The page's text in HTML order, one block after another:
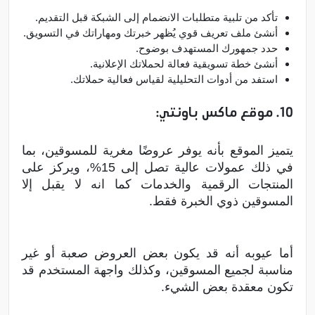
تأكد من تلبية متطلبات الانضمام إلى الشبكة قبل التقديم.
أنشئ ملف تعريف قوي يُظهر خبرتك ومهاراتك في التسويق.
حدد جمهورك المستهدف بوضوح.
أنشئ خطة تسويقية فعالة لحملاتك الإعلانية.
استفد من أدوات التحليلية لقياس فعالية حملاتك.
10. موقع ماكس باونتي:
يتميز الموقع بأنه يوفر عروضًا مغرية للمسوقين، بما
في ذلك عمولات عالية تصل إلى 15%، ويركز على
المنتجات الرقمية والخدمات كما انه لا يقبل إلا
المسوقين ذوي الخبرة فقط.
أما عيوبه أنه قد يكون بعض العروض صعبة أو غير
مناسبة لجميع المسوقين، وكذلك واجهة المستخدم قد
تكون معقدة بعض الشيء.